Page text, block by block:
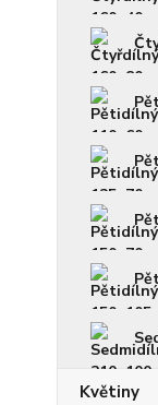
Květiny